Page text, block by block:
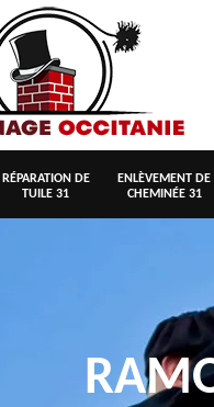
RÉPARATION DE
TUILE 31
ENLÈVEMENT DE
CHEMINÉE 31